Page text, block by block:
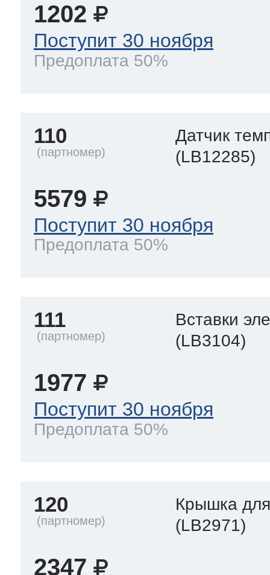
1202
Поступит 30 ноября
Предоплата 50%
110
Датчик
(LB12285)
5579
Поступит 30 ноября
Предоплата 50%
111
Вставки
(LB3104)
1977
Поступит 30 ноября
Предоплата 50%
120
Крышка
(LB2971)
2347